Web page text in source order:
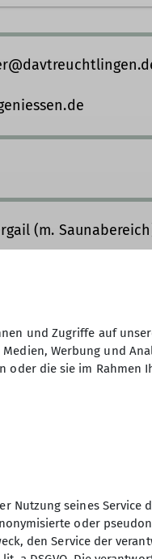
(m.
Sektion
Deutschen
und Zugriffe auf
Werbung und
oder die sie im Rahmen
Nutzung seines Service
oder
den Service der